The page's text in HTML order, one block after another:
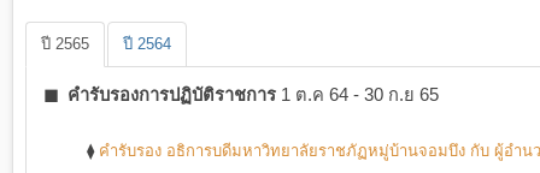
ปี 2565 ปี 2564
◼ คำรับรองการปฏิบัติราชการ 1 ต.ค 64 - 30 ก.ย 65
⧫ คำรับรอง อธิการบดีมหาวิทยาลัยราชภัฏหมู่บ้านจอมบึง กับ ผู้อำน